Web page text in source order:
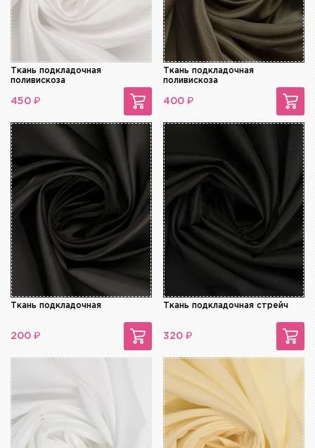
Ткань подкладочная
поливискоза
450 ₽
Ткань подкладочная
поливискоза
400 ₽
Ткань подкладочная
200 ₽
Ткань подкладочная стрейч
320 ₽